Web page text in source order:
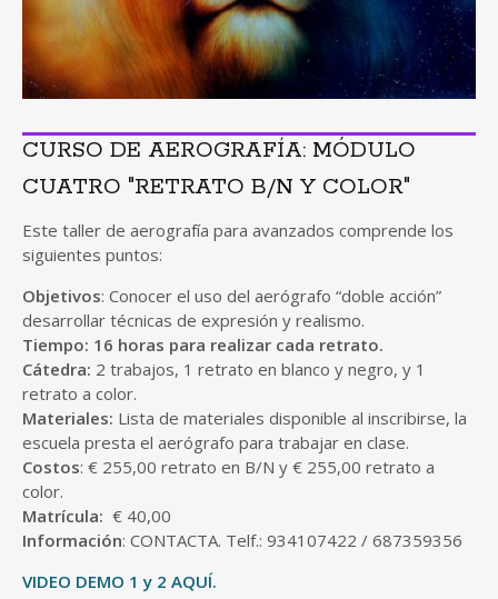
CURSO DE AEROGRAFÍA: MÓDULO
CUATRO "RETRATO B/N Y COLOR"
Este taller de aerografía para avanzados comprende los
siguientes puntos:
Objetivos: Conocer el uso del aerógrafo “doble acción”
desarrollar técnicas de expresión y realismo.
Tiempo: 16 horas para realizar cada retrato.
Cátedra: 2 trabajos, 1 retrato en blanco y negro, y 1
retrato a color.
Materiales: Lista de materiales disponible al inscribirse, la
escuela presta el aerógrafo para trabajar en clase.
Costos: € 255,00 retrato en B/N y € 255,00 retrato a
color.
Matrícula: € 40,00
Información: CONTACTA. Telf.: 934107422 / 687359356
VIDEO DEMO 1 y 2 AQUÍ.